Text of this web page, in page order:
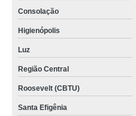
Consolação
Higienópolis
Luz
Região Central
Roosevelt (CBTU)
Santa Efigênia